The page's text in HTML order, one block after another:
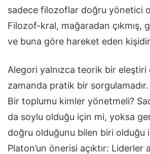
sadece filozoflar doğru yönetici
Filozof-kral, mağaradan çıkmış,
ve buna göre hareket eden
Alegori yalnızca teorik bir eleştiri
zamanda pratik bir
Bir toplumu kimler yönetmeli?
da soylu olduğu için mi, yoksa
doğru olduğunu bilen biri olduğu
Platon’un önerisi açıktır: Liderler